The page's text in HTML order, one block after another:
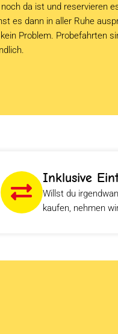
da ist und reservieren
es dann in aller Ruhe
Problem. Probefahrten
Inklusive
Willst du
kaufen, nehmen